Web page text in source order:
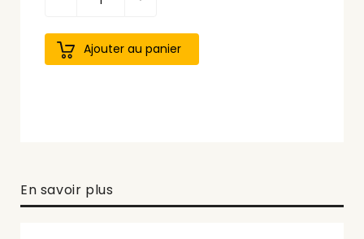
Ajouter au panier
En savoir plus